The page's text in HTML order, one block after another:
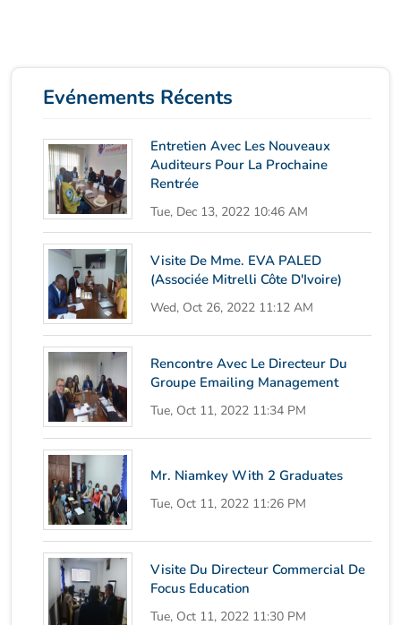
Evénements Récents
Entretien Avec Les Nouveaux
Auditeurs Pour La Prochaine
Rentrée
Tue, Dec 13, 2022 10:46 AM
Visite De Mme. EVA PALED
(Associée Mitrelli Côte D'Ivoire)
Wed, Oct 26, 2022 11:12 AM
Rencontre Avec Le Directeur Du
Groupe Emailing Management
Tue, Oct 11, 2022 11:34 PM
Mr. Niamkey With 2 Graduates
Tue, Oct 11, 2022 11:26 PM
Visite Du Directeur Commercial De
Focus Education
Tue, Oct 11, 2022 11:30 PM